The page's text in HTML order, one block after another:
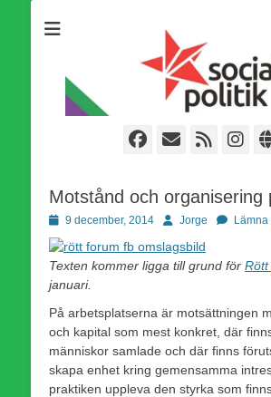
världsomfattande socialistiska Fjärde
tillgång i kampen för en
Facebook
E-
Motstånd och organisering
Publicerad
den
9 december, 2014 Författare
Jorge Lämna
Texten kommer ligga till grund för Rött
januari.
På arbetsplatserna är motsättningen
och kapital som mest konkret, där
människor samlade och där finns
skapa enhet kring gemensamma
praktiken uppleva den styrka som